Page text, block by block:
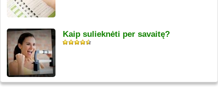
Kaip sulieknėti per savaitę?